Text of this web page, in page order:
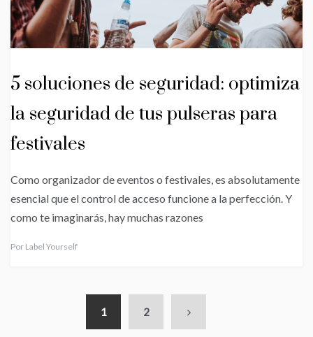
5 soluciones de seguridad: optimiza
la seguridad de tus pulseras para
festivales
Como organizador de eventos o festivales, es absolutamente
esencial que el control de acceso funcione a la perfección. Y
como te imaginarás, hay muchas razones
Por Label Yourself
1 2